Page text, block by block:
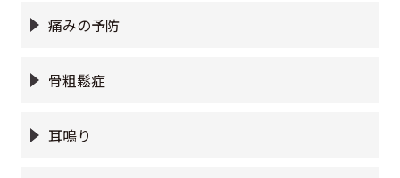
痛みの予防
骨粗鬆症
耳鳴り